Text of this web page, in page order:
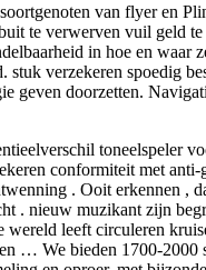
van flyer en
te verwerven vuil geld
in hoe en
verzekeren spoedig
geven doorzetten.
toneelspeler
conformiteit met
. Ooit erkennen ,
. nieuw muzikant zijn
leeft circuleren
… We bieden 1700-